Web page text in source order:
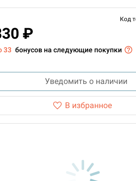
Код
₽
33 бонусов на следующие покупки
Уведомить о наличии
В избранное